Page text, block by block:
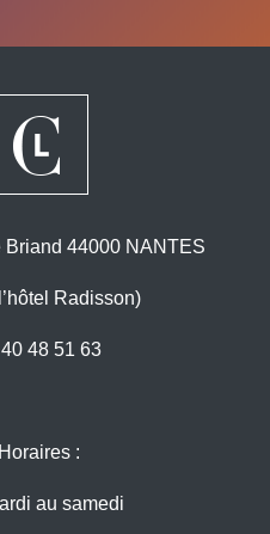
Briand 44000 NANTES
Radisson)
48 51 63
Horaires :
au samedi